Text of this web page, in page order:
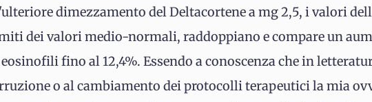
dimezzamento del Deltacortene a mg 2,5, i valori
dei valori medio-normali, raddoppiano e compare un
fino al 12,4%. Essendo a conoscenza che in
o al cambiamento dei protocolli terapeutici la mia